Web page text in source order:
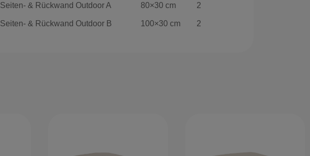
Seiten- & Rückwand Outdoor A 80×30 cm 2
Seiten- & Rückwand Outdoor B 100×30 cm 2